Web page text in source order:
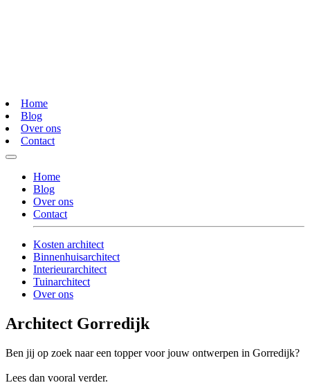
Home
Blog
Over ons
Contact
Home
Blog
Over ons
Contact
Kosten architect
Binnenhuisarchitect
Interieurarchitect
Tuinarchitect
Over ons
Architect Gorredijk
Ben jij op zoek naar een topper voor jouw ontwerpen in Gorredijk?
Lees dan vooral verder.